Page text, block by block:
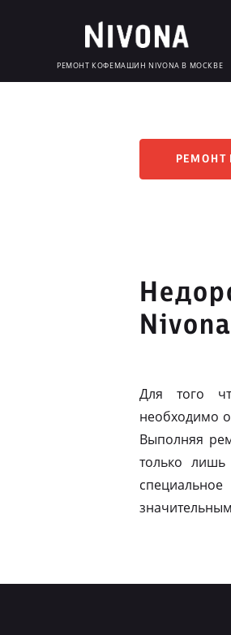
РЕМОНТ КОФЕМАШИН NIVONA В МОСКВЕ
Для того
необходимо
Выполняя
только